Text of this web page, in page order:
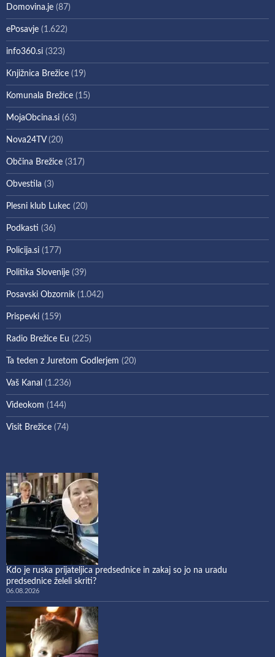
Domovina.je (87)
ePosavje (1.622)
info360.si (323)
Knjižnica Brežice (19)
Komunala Brežice (15)
MojaObcina.si (63)
Nova24TV(20)
Občina Brežice (317)
Obvestila (3)
Plesni klub Lukec (20)
Podkasti (36)
Policija.si (177)
Politika Slovenije (39)
Posavski Obzornik (1.042)
Prispevki (159)
Radio Brežice Eu (225)
Ta teden z Juretom Godlerjem (20)
Vaš Kanal (1.236)
Videokom (144)
Visit Brežice (74)
Kdo je ruska prijateljica predsednice in zakaj so jo na uradu
predsednice želeli skriti?
06.08.2026